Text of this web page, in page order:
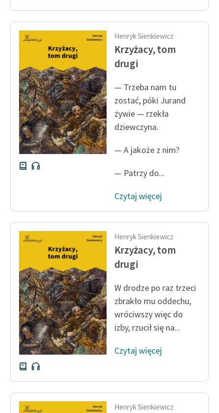
Henryk Sienkiewicz
Krzyżacy, tom
drugi
— Trzeba nam tu
zostać, póki Jurand
żywie — rzekła
dziewczyna.
— A jakoże z nim?
— Patrzy do...
Czytaj więcej
Henryk Sienkiewicz
Krzyżacy, tom
drugi
W drodze po raz trzeci
zbrakło mu oddechu,
wróciwszy więc do
izby, rzucił się na...
Czytaj więcej
Henryk Sienkiewicz